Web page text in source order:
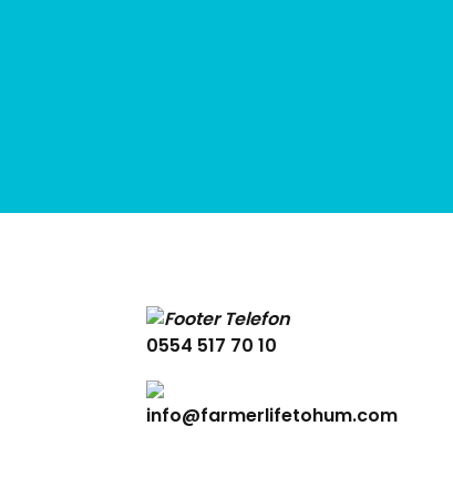
0554 517 70 10
info@farmerlifetohum.com